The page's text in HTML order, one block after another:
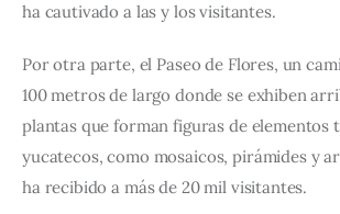
ha cautivado a las y los visitantes.
Por otra parte, el Paseo de Flores, un
100 metros de largo donde se exhiben
plantas que forman figuras de elementos
yucatecos, como mosaicos, pirámides y
ha recibido a más de 20 mil visitantes.